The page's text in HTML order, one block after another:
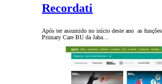
Recordati
Após ter assumido no início deste ano as
Primary Care BU da Jaba…